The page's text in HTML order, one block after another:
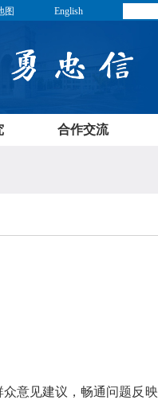
图 English
合作交流
意见建议，畅通问题反映